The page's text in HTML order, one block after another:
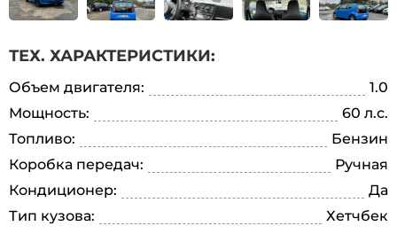
ТЕХ. ХАРАКТЕРИСТИКИ:
Объем двигателя:
1.0
Мощность:
60 л.с.
Топливо:
Бензин
Коробка передач:
Ручная
Кондиционер:
Да
Тип кузова:
Хетчбек